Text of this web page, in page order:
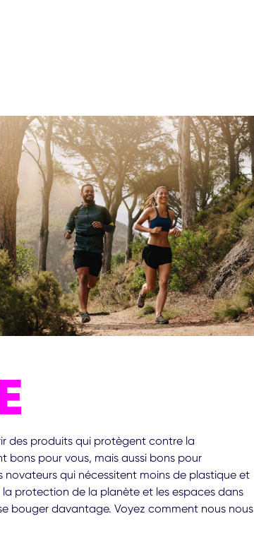
des produits qui protègent contre la
bons pour vous, mais aussi bons pour
novateurs qui nécessitent moins de plastique et
protection de la planète et les espaces dans
bouger davantage. Voyez comment nous nous